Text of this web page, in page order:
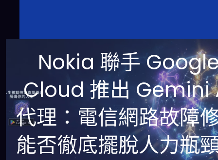
Nokia 聯手
Cloud 推出 Gemini
代理：電信網路故障
能否徹底擺脫人力瓶